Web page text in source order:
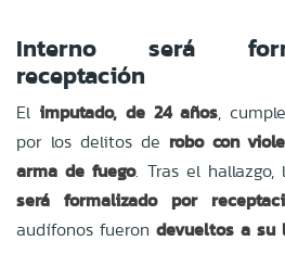
Interno será
receptación
El imputado, de 24 años,
por los delitos de robo con
arma de fuego. Tras el hallazgo,
será formalizado por
audífonos fueron devueltos a su